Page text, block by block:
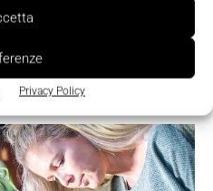
Privacy Policy
OT diventa un
del